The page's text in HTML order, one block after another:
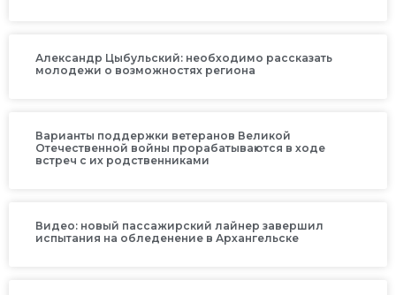
Александр Цыбульский: необходимо рассказать
молодежи о возможностях региона
Варианты поддержки ветеранов Великой
Отечественной войны прорабатываются в ходе
встреч с их родственниками
Видео: новый пассажирский лайнер завершил
испытания на обледенение в Архангельске